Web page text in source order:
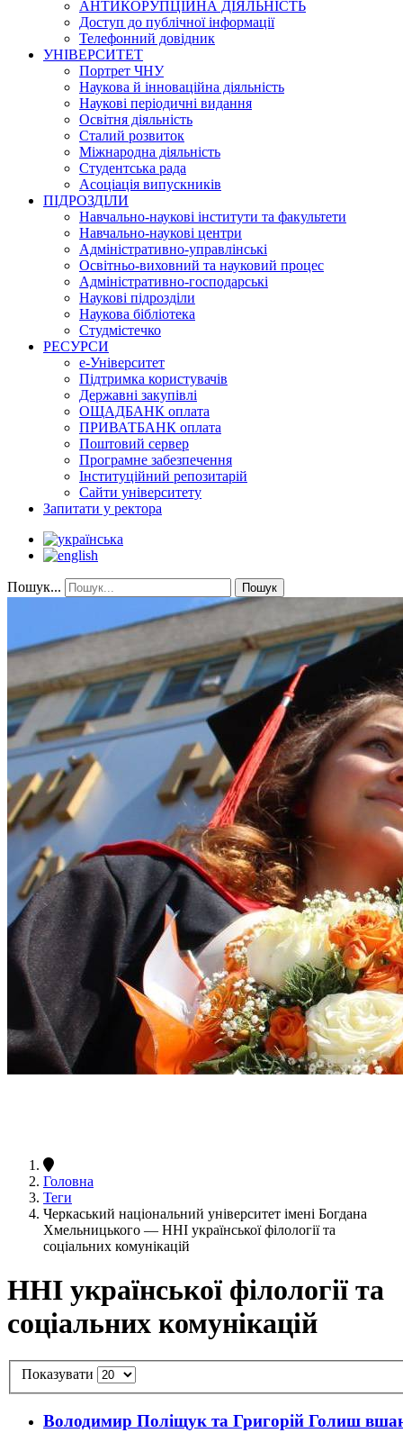
АНТИКОРУПЦІЙНА ДІЯЛЬНІСТЬ
Доступ до публічної інформації
Телефонний довідник
УНІВЕРСИТЕТ
Портрет ЧНУ
Наукова й інноваційна діяльність
Наукові періодичні видання
Освітня діяльність
Сталий розвиток
Міжнародна діяльність
Студентська рада
Асоціація випускників
ПІДРОЗДІЛИ
Навчально-наукові інститути та факультети
Навчально-наукові центри
Адміністративно-управлінські
Освітньо-виховний та науковий процес
Адміністративно-господарські
Наукові підрозділи
Наукова бібліотека
Студмістечко
РЕСУРСИ
е-Університет
Підтримка користувачів
Державні закупівлі
ОЩАДБАНК оплата
ПРИВАТБАНК оплата
Поштовий сервер
Програмне забезпечення
Інституційний репозитарій
Сайти університету
Запитати у ректора
Пошук... Пошук
Головна
Теги
Черкаський національний університет імені Богдана
Хмельницького — ННІ української філології та
соціальних комунікацій
ННІ української філології та
соціальних комунікацій
Показувати
Володимир Поліщук та Григорій Голиш